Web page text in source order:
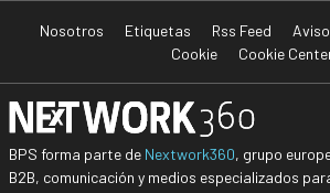
Nosotros Etiquetas Rss Feed
Cookie
Cookie
BPS forma parte de Nextwork360, grupo
B2B, comunicación y medios especializados